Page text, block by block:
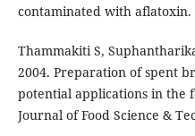
contaminated with aflatoxin.
Thammakiti S,
2004. Preparation of spent
potential applications in the
Journal of Food Science &